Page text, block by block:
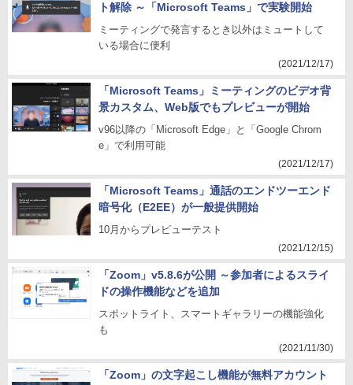
ト解除 ～「Microsoft Teams」で実験開始
ミーティングで発言するとき以外はミュートして
いる場合に便利
(2021/12/17)
「Microsoft Teams」ミーティングのビデオ背
景カスタム、Web版でもプレビューが開始
v96以降の「Microsoft Edge」と「Google Chrom
e」で利用可能
(2021/12/17)
「Microsoft Teams」通話のエンドツーエンド
暗号化（E2EE）が一般提供開始
10月からプレビューテスト
(2021/12/15)
「Zoom」v5.8.6が公開 ～参加者によるスライ
ドの操作機能などを追加
スポットライト、スマートギャラリーの機能強化
も
(2021/11/30)
「Zoom」の文字起こし機能が無料アカウント